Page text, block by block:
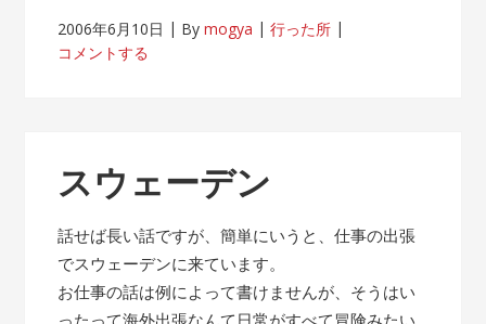
2006年6月10日 Bymogya
行った所
コメントする
スウェーデン
話せば長い話ですが、簡単にいうと、仕事の出張
でスウェーデンに来ています。
お仕事の話は例によって書けませんが、そうはい
ったって海外出張なんて日常がすべて冒険みたい